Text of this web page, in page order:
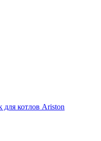
для котлов Ariston